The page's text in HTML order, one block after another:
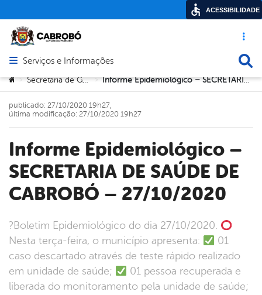
Acesso
Abrir menu principal de navegação
Serviços e Informações
Você está aqui:
> Secretaria de Governo > Informe Epidemiológico – SECRETARIA DE SAÚDE DE CABROBÓ – 27/10/2020
Informe Epidemiológico –
SECRETARIA DE SAÚDE DE
CABROBÓ – 27/10/2020
?Boletim Epidemiológico do dia 27/10/2020.
Nesta terça-feira, o município apresenta:
01
caso descartado através de teste rápido realizado
em unidade de saúde;
01 pessoa recuperada e
liberada do monitoramento pela unidade de saúde;
publicado: 27/10/2020 19h27,
última modificação: 27/10/2020 19h27
ACESSIBILIDADE